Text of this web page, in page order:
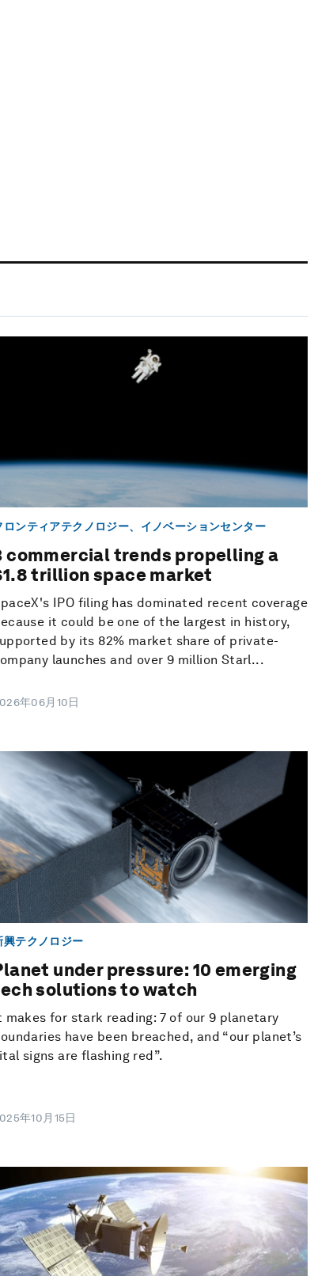
ロンティアテクノロジー、イノベーションセンター
commercial trends propelling a
trillion space market
IPO filing has dominated recent coverage
it could be one of the largest in history,
by its 82% market share of private-
launches and over 9 million Starl...
年06月10日
興テクノロジー
under pressure: 10 emerging
solutions to watch
makes for stark reading: 7 of our 9 planetary
have been breached, and “our planet’s
signs are flashing red”.
年10月15日